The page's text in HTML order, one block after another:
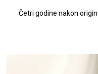
Četri godine nakon